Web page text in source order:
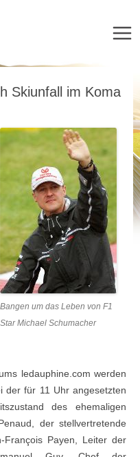
Skiunfall im Koma
Bangen um das Leben von F1
Star Michael Schumacher
ledauphine.com werden
der für 11 Uhr angesetzten
des ehemaligen
der stellvertretende
François Payen, Leiter der